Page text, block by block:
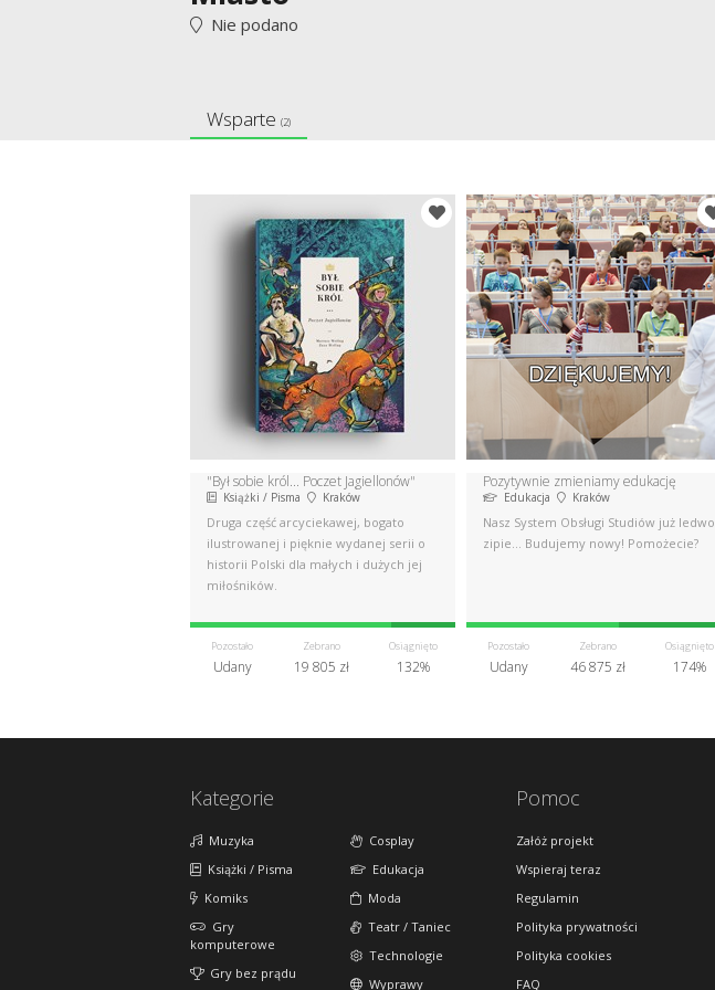
Nie podano
Wsparte (2)
"Był sobie król... Poczet Jagiellonów"
Książki / Pisma Kraków
Druga część arcyciekawej, bogato
ilustrowanej i pięknie wydanej serii o
historii Polski dla małych i dużych jej
miłośników.
Pozostało
Udany
Zebrano
19 805 zł
Osiągnięto
132%
Pozytywnie zmieniamy edukację
Edukacja Kraków
Nasz System Obsługi Studiów już ledwo
zipie… Budujemy nowy! Pomożecie?
Pozostało
Udany
Zebrano
46 875 zł
Osiągnięto
174%
Kategorie
Muzyka
Książki / Pisma
Komiks
Gry
komputerowe
Gry bez prądu
Cosplay
Edukacja
Moda
Teatr / Taniec
Technologie
Wyprawy
Pomoc
Załóż projekt
Wspieraj teraz
Regulamin
Polityka prywatności
Polityka cookies
FAQ